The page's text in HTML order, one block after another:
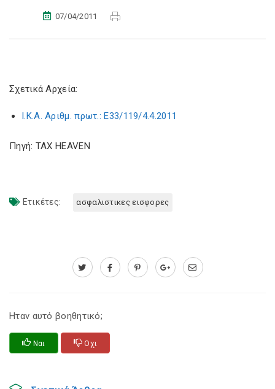
07/04/2011
Σχετικά Αρχεία:
Ι.Κ.Α. Αριθμ. πρωτ.: Ε33/119/4.4.2011
Πηγή: TAX HEAVEN
Ετικέτες: ασφαλιστικες εισφορες
Ηταν αυτό βοηθητικό;
Ναι Οχι